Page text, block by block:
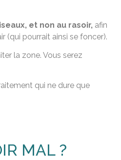
et non au rasoir, afin
(qui pourrait ainsi se foncer).
la zone. Vous serez
qui ne dure que
MAL ?